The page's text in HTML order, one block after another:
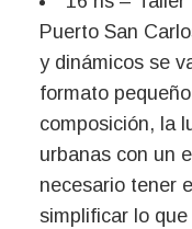
Puerto San
y dinámicos se
formato
composición, la
urbanas con un
necesario tener
simplificar lo